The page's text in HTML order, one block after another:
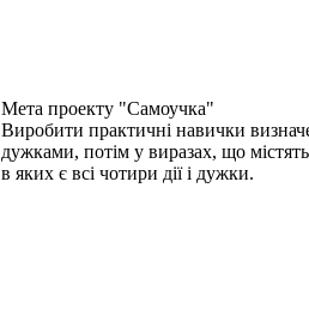
Мета проекту "Самоучка"
Виробити практичні навички
дужками, потім у виразах, що
в яких є всі чотири дії і дужки.